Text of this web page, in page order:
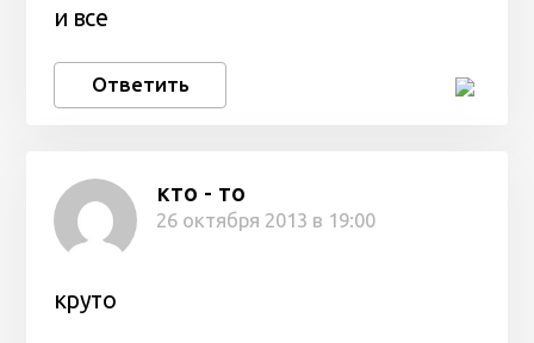
и все
Ответить
кто - то
26 октября 2013 в 19:00
круто